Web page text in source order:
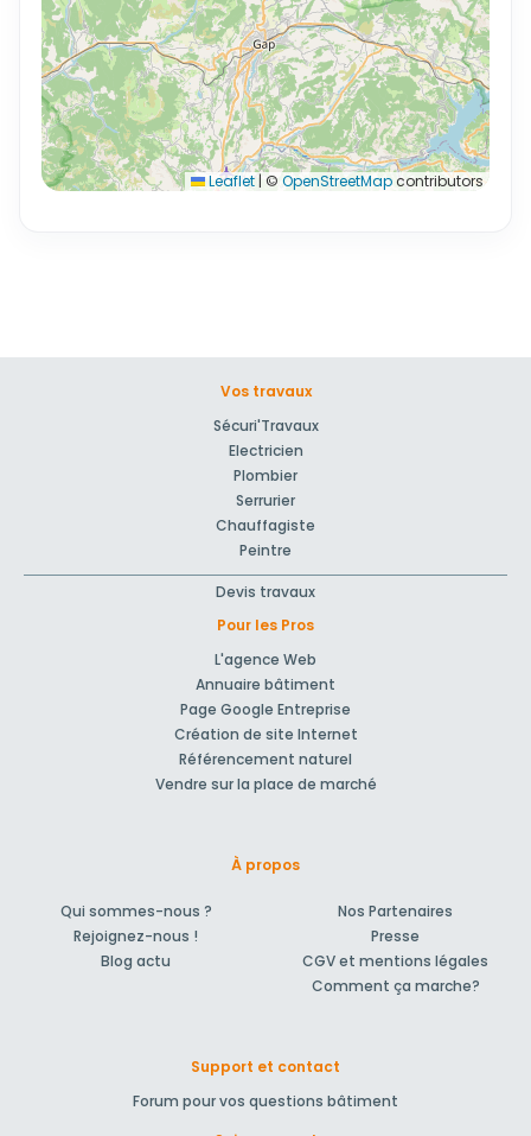
Leaflet | © OpenStreetMapcontributors
Vos travaux
Sécuri'Travaux
Electricien
Plombier
Serrurier
Chauffagiste
Peintre
Devis travaux
Pour les Pros
L'agence Web
Annuaire bâtiment
Page Google Entreprise
Création de site Internet
Référencement naturel
Vendre sur la place de marché
À propos
Qui sommes-nous ?
Rejoignez-nous !
Blog actu
Nos Partenaires
Presse
CGV et mentions légales
Comment ça marche?
Support et contact
Forum pour vos questions bâtiment